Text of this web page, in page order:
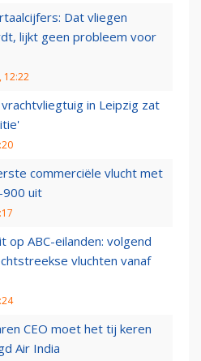
Dat vliegen
lijkt geen probleem voor
12:22
in Leipzig zat
commerciële vlucht met
900 uit
op ABC-eilanden: volgend
vluchten vanaf
CEO moet het tij keren
Air India